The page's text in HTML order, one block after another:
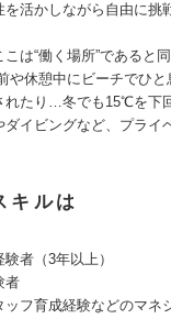
活かしながら自由に挑
は“働く場所”であると
や休憩中にビーチでひ
れたり…冬でも15℃を下
イビングなど、プライ
キルは
者（3年以上）
者
ッフ育成経験などのマネ